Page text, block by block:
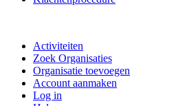
Activiteiten
Zoek Organisaties
Organisatie toevoegen
Account aanmaken
Log in